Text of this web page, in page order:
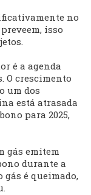
no
isso
é a agenda
O crescimento
um dos
está atrasada
para 2025,
gás emitem
durante a
gás é queimado,